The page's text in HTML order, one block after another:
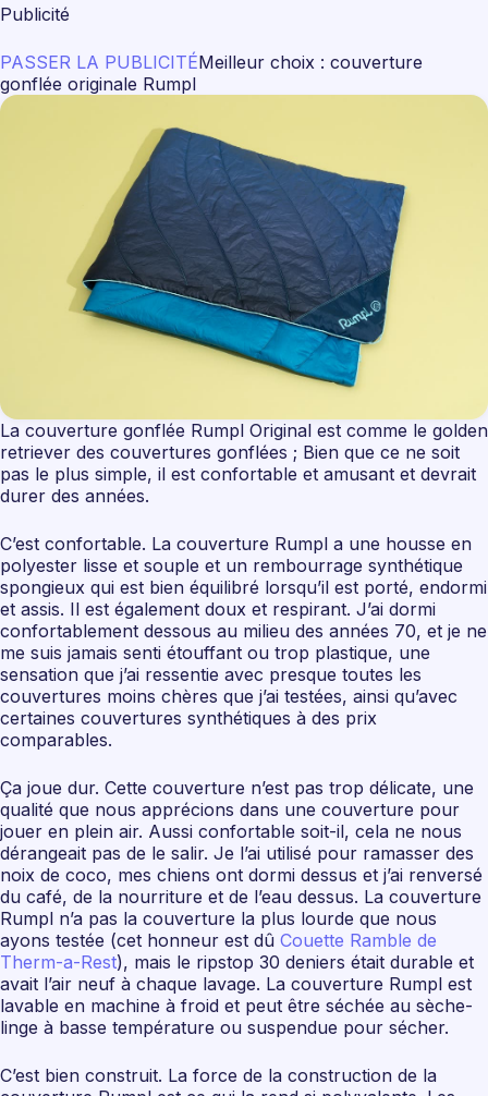
Publicité
PASSER LA PUBLICITÉMeilleur choix : couverture
gonflée originale Rumpl
La couverture gonflée Rumpl Original est comme le golden
retriever des couvertures gonflées ; Bien que ce ne soit
pas le plus simple, il est confortable et amusant et devrait
durer des années.
C’est confortable. La couverture Rumpl a une housse en
polyester lisse et souple et un rembourrage synthétique
spongieux qui est bien équilibré lorsqu’il est porté, endormi
et assis. Il est également doux et respirant. J’ai dormi
confortablement dessous au milieu des années 70, et je ne
me suis jamais senti étouffant ou trop plastique, une
sensation que j’ai ressentie avec presque toutes les
couvertures moins chères que j’ai testées, ainsi qu’avec
certaines couvertures synthétiques à des prix
comparables.
Ça joue dur. Cette couverture n’est pas trop délicate, une
qualité que nous apprécions dans une couverture pour
jouer en plein air. Aussi confortable soit-il, cela ne nous
dérangeait pas de le salir. Je l’ai utilisé pour ramasser des
noix de coco, mes chiens ont dormi dessus et j’ai renversé
du café, de la nourriture et de l’eau dessus. La couverture
Rumpl n’a pas la couverture la plus lourde que nous
ayons testée (cet honneur est dû Couette Ramble de
Therm-a-Rest), mais le ripstop 30 deniers était durable et
avait l’air neuf à chaque lavage. La couverture Rumpl est
lavable en machine à froid et peut être séchée au sèche-
linge à basse température ou suspendue pour sécher.
C’est bien construit. La force de la construction de la